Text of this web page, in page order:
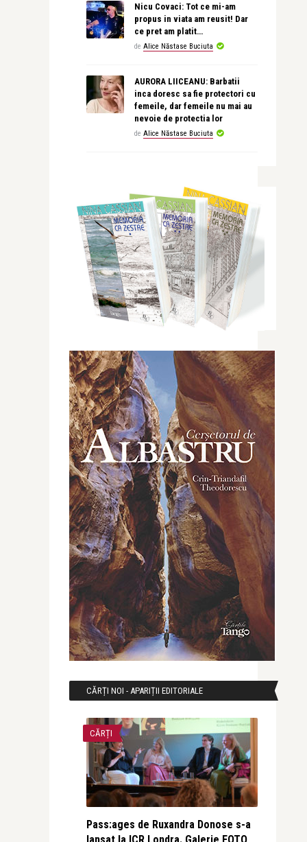
Nicu Covaci: Tot ce mi-am
propus in viata am reusit! Dar
ce pret am platit…
de Alice Năstase Buciuta
AURORA LIICEANU: Barbatii
inca doresc sa fie protectori cu
femeile, dar femeile nu mai au
nevoie de protectia lor
de Alice Năstase Buciuta
CĂRȚI NOI - APARIȚII EDITORIALE
CĂRȚI
Pass:ages de Ruxandra Donose s-a
lansat la ICR Londra. Galerie FOTO